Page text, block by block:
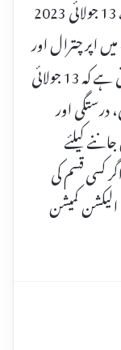
کے اندراج، منتقلی،درستگی اور اخراج کیلئے 13 جولائی 2023
اپر چترال اور
لویر چترال کے جملہ عوام کو اطلاع دی جاتی ہے کہ 13 جولائی
درستگی اور
کیلئے
مسیج کریں اگر کسی قسم کی
کمیشن